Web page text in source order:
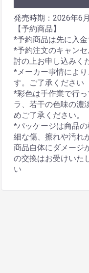
発売時期：2026年6月
【予約商品】
*予約商品は先に入
*予約注文のキャン
討の上お申し込みく
*メーカー事情によ
す。ご了承ください
*彩色は手作業で行
ラ、若干の色味の濃
めご了承ください。
*パッケージは商品
細な傷、擦れや汚れ
商品自体にダメージ
の交換はお受けいた
い